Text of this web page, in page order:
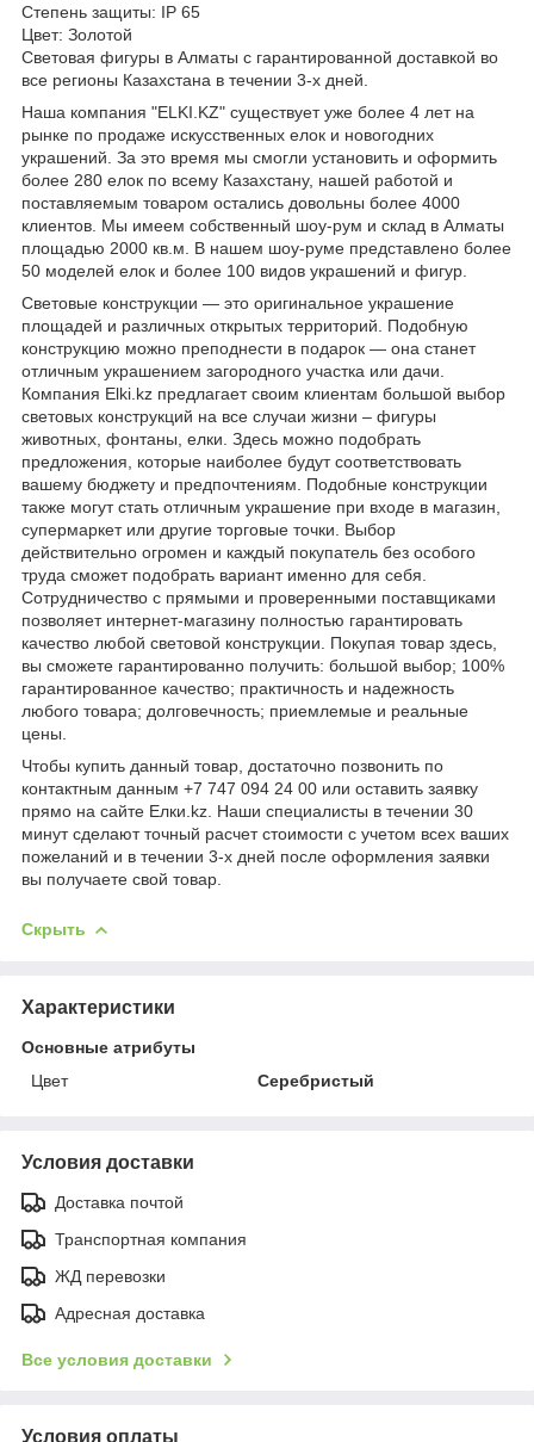
Степень защиты: IP 65
Цвет: Золотой
Световая фигуры в Алматы с гарантированной доставкой во
все регионы Казахстана в течении 3-х дней.
Наша компания "ELKI.KZ" существует уже более 4 лет на
рынке по продаже искусственных елок и новогодних
украшений. За это время мы смогли установить и оформить
более 280 елок по всему Казахстану, нашей работой и
поставляемым товаром остались довольны более 4000
клиентов. Мы имеем собственный шоу-рум и склад в Алматы
площадью 2000 кв.м. В нашем шоу-руме представлено более
50 моделей елок и более 100 видов украшений и фигур.
Световые конструкции — это оригинальное украшение
площадей и различных открытых территорий. Подобную
конструкцию можно преподнести в подарок — она станет
отличным украшением загородного участка или дачи.
Компания Elki.kz предлагает своим клиентам большой выбор
световых конструкций на все случаи жизни – фигуры
животных, фонтаны, елки. Здесь можно подобрать
предложения, которые наиболее будут соответствовать
вашему бюджету и предпочтениям. Подобные конструкции
также могут стать отличным украшение при входе в магазин,
супермаркет или другие торговые точки. Выбор
действительно огромен и каждый покупатель без особого
труда сможет подобрать вариант именно для себя.
Сотрудничество с прямыми и проверенными поставщиками
позволяет интернет-магазину полностью гарантировать
качество любой световой конструкции. Покупая товар здесь,
вы сможете гарантированно получить: большой выбор; 100%
гарантированное качество; практичность и надежность
любого товара; долговечность; приемлемые и реальные
цены.
Чтобы купить данный товар, достаточно позвонить по
контактным данным +7 747 094 24 00 или оставить заявку
прямо на сайте Елки.kz. Наши специалисты в течении 30
минут сделают точный расчет стоимости с учетом всех ваших
пожеланий и в течении 3-х дней после оформления заявки
вы получаете свой товар.
Скрыть
Характеристики
Основные атрибуты
Цвет
Серебристый
Условия доставки
Доставка почтой
Транспортная компания
ЖД перевозки
Адресная доставка
Все условия доставки
Условия оплаты